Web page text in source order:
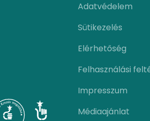
Adatvédelem
Sütikezelés
Elérhetőség
Felhasználási
Impresszum
Médiaajánlat